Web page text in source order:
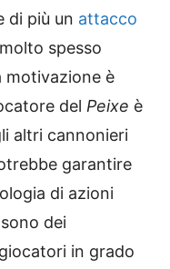
di più un attacco
spesso
motivazione è
del Peixe è
altri cannonieri
garantire
di azioni
sono dei
in grado